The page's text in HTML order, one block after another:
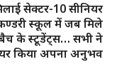
सेक्टर-10 सीनियर
स्कूल में जब मिले
के स्टूडेंट्स… सभी ने
किया अपना अनुभव